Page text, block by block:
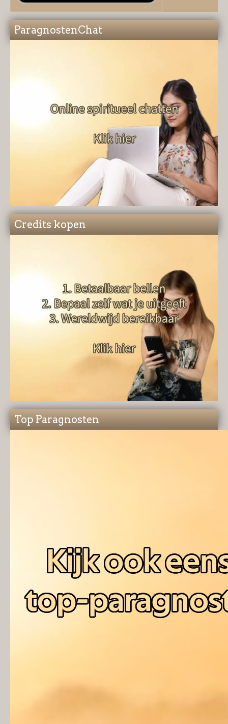
ParagnostenChat
Credits kopen
Top Paragnosten